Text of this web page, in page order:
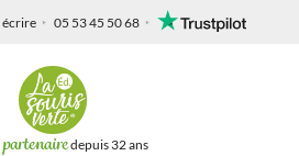
écrire 05 53 45 50 68
depuis 32 ans